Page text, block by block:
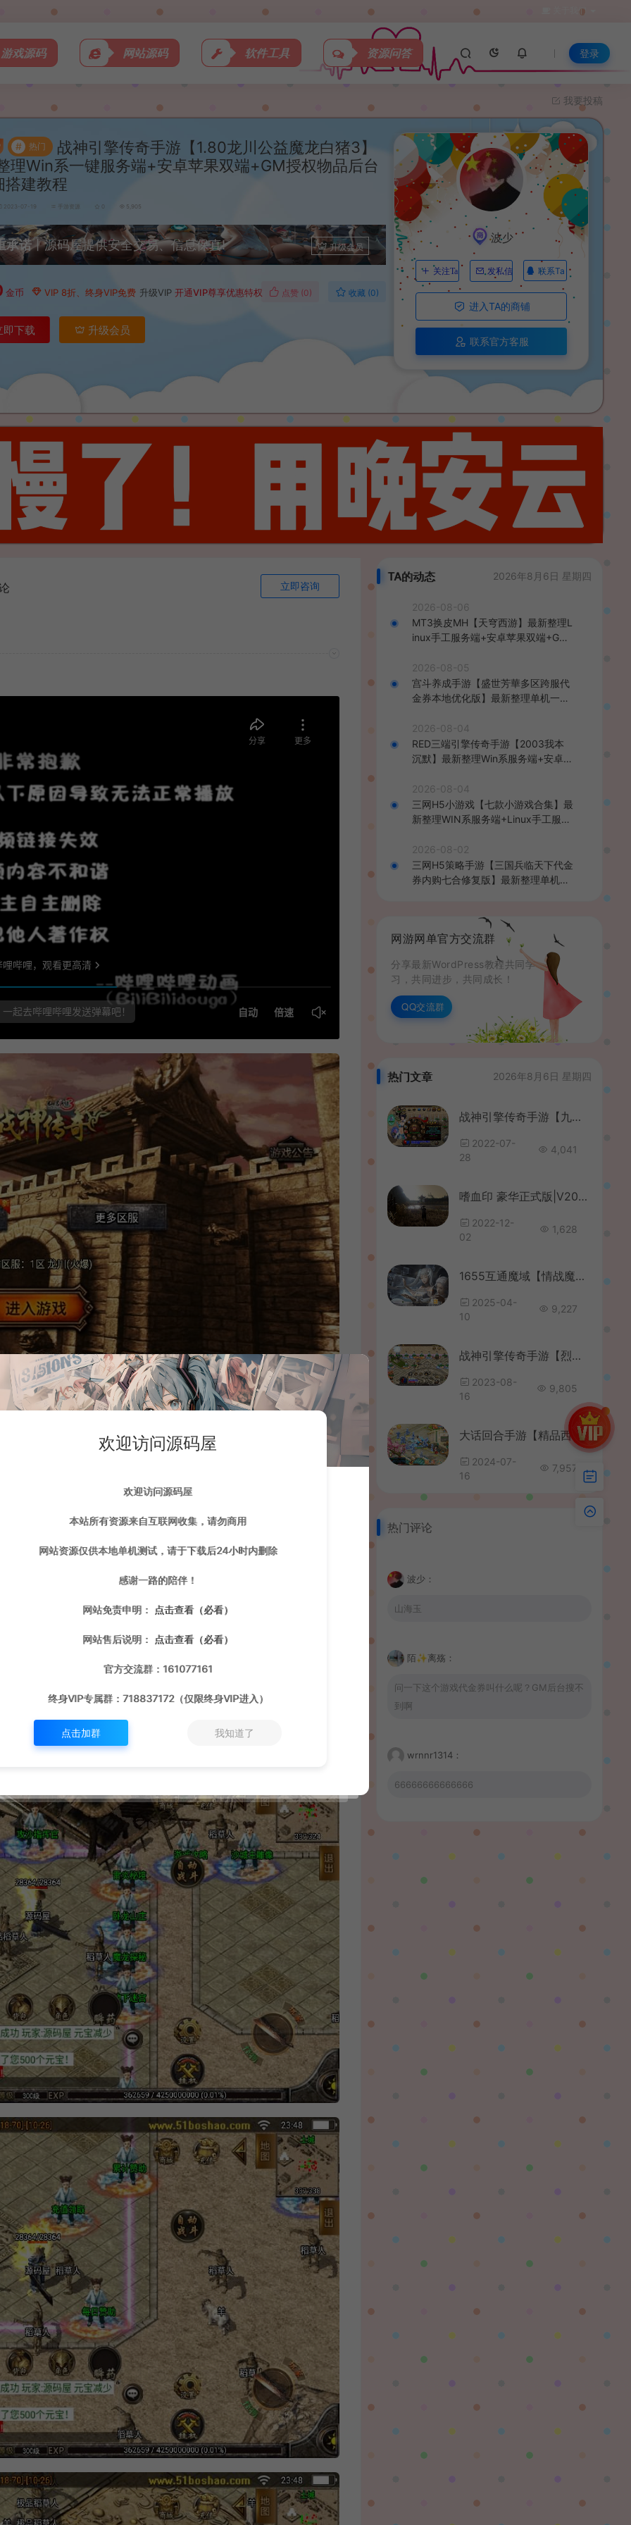
关于我们
游戏源码 网站源码 软件工具 资源问答 登录
我要投稿
# 热门
战神引擎传奇手游【1.80龙川公益魔龙白猪3】
理Win系一键服务端+安卓苹果双端+GM授权物品后台
搭建教程
2023-07-19 手游资源 0 5,905
承诺丨源码屋提供安全交易、信息保真! 升级会员
金币 VIP 8折、终身VIP免费 升级VIP 开通VIP尊享优惠特权 点赞 (0) 收藏 (0)
即下载 升级会员
波少
关注Ta 发私信 联系Ta
进入TA的商铺
联系官方客服
立即咨询
TA的动态 2026年8月6日 星期四
2026-08-06
MT3换皮MH【天穹西游】最新整理L
inux手工服务端+安卓苹果双端+GM
教程
2026-08-05
宫斗养成手游【盛世芳華多区跨服代
金券本地优化版】最新整理单机一键
后台+安卓+详细搭建教程
2026-08-04
RED三端引擎传奇手游【2003我本
沉默】最新整理Win系服务端+安卓苹
2026-08-04
三网H5小游戏【七款小游戏合集】最
新整理WIN系服务端+Linux手工服务
2026-08-02
三网H5策略手游【三国兵临天下代金
券内购七合修复版】最新整理单机一
端+详细搭建教程+视频教程
网游网单官方交流群
分享最新WordPress教程共同学
习，共同进步，共同成长！
QQ交流群
热门文章 2026年8月6日 星期四
战神引擎传奇手游【九一炎龙九大陆白猪版】最新整理WIN系特色修复服务端+安卓苹果双端+GM授权物品后台+详细搭建教程
2022-07-
28
4,041
嗜血印 豪华正式版|V20221128|李叔真身觉醒+创意工坊超巨量MOD合集+全DLC|解压即撸|
2022-12-
02
1,628
1655互通魔域【情战魔域】最新整理Win系半手工服务端+本地验证+本地注册+全套工具+详细搭建教程
2025-04-
10
9,227
战神引擎传奇手游【烈焰火龙三职业白猪3.1】最新整理Win系特色服务端+安卓苹果双端+GM授权后台+详细搭建教程
2023-08-
16
9,805
大话回合手游【精品西游之如初西游】最新整理单机一键即玩镜像端+Linux手工服务端+安卓苹果双端+代理后台+详细搭建教程
2024-07-
16
7,957
热门评论
波少：
山海玉
陌✨离殇：
问一下这个游戏代金券叫什么呢？GM后台搜不
到啊
wrnnr1314：
66666666666666
有没BUG
欢迎访问源码屋
欢迎访问源码屋
本站所有资源来自互联网收集，请勿商用
网站资源仅供本地单机测试，请于下载后24小时内删除
感谢一路的陪伴！
网站免责申明： 点击查看（必看）
网站售后说明： 点击查看（必看）
官方交流群：161077161
终身VIP专属群：718837172（仅限终身VIP进入）
点击加群 我知道了